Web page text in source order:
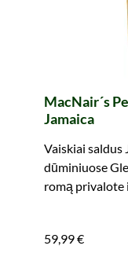
MacNair´s
Jamaica
Vaiskiai saldus
dūminiuose
romą privalote
59,99 €